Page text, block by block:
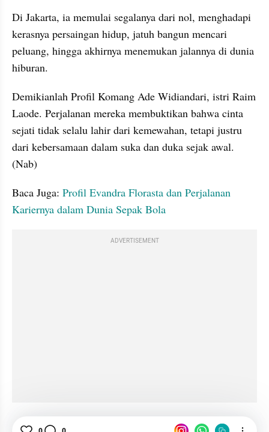
Di Jakarta, ia memulai segalanya dari nol, menghadapi
kerasnya persaingan hidup, jatuh bangun mencari
peluang, hingga akhirnya menemukan jalannya di dunia
hiburan.
Demikianlah Profil Komang Ade Widiandari, istri Raim
Laode. Perjalanan mereka membuktikan bahwa cinta
sejati tidak selalu lahir dari kemewahan, tetapi justru
dari kebersamaan dalam suka dan duka sejak awal.
(Nab)
Baca Juga: Profil Evandra Florasta dan Perjalanan
Kariernya dalam Dunia Sepak Bola
ADVERTISEMENT